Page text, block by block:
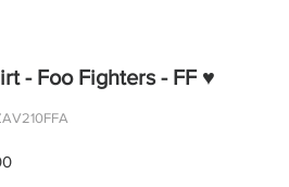
- Foo Fighters - FF ♥
Price